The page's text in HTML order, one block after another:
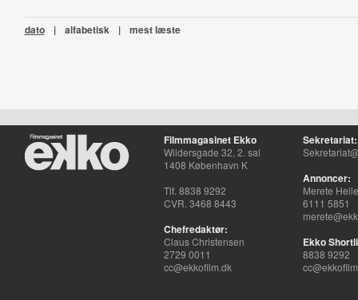
dato | alfabetisk | mest læste
Filmmagasinet Ekko
Wildersgade 32, 2. sal
1408 København K
Tlf. 8838 9292
CVR. 3468 8443
Chefredaktør:
Claus Christensen
2729 0011
cc@ekkofilm.dk
Sekretariat:
Annoncer:
Merete
6111 5851
Ekko
8838 9292